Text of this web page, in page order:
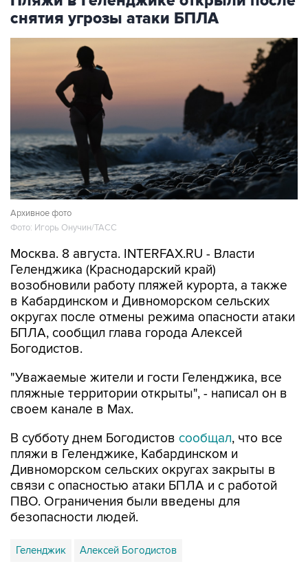
снятия угрозы атаки БПЛА
Архивное фото
Фото: Игорь Онучин/ТАСС
Москва. 8 августа. INTERFAX.RU - Власти
Геленджика (Краснодарский край)
возобновили работу пляжей курорта, а также
в Кабардинском и Дивноморском сельских
округах после отмены режима опасности атаки
БПЛА, сообщил глава города Алексей
Богодистов.
"Уважаемые жители и гости Геленджика, все
пляжные территории открыты", - написал он в
своем канале в Max.
В субботу днем Богодистов сообщал, что все
пляжи в Геленджике, Кабардинском и
Дивноморском сельских округах закрыты в
связи с опасностью атаки БПЛА и с работой
ПВО. Ограничения были введены для
безопасности людей.
Геленджик Алексей Богодистов